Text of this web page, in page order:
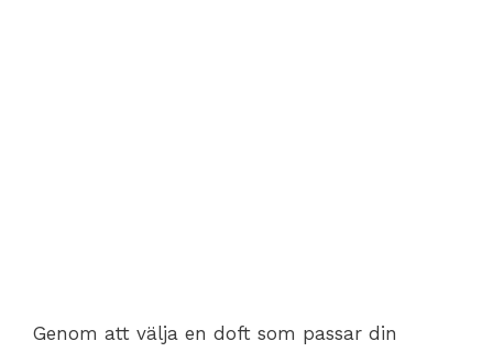
Genom att välja en doft som passar din